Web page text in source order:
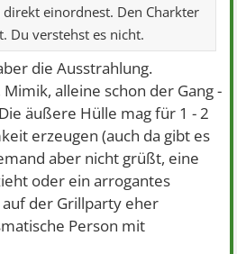
einordnest. Den Charkter
Du verstehst es nicht.
die Ausstrahlung.
alleine schon der Gang -
äußere Hülle mag für 1 - 2
erzeugen (auch da gibt es
aber nicht grüßt, eine
oder ein arrogantes
der Grillparty eher
Person mit